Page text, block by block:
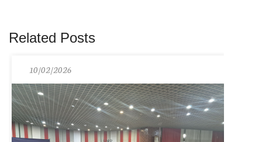
Related Posts
10/02/2026